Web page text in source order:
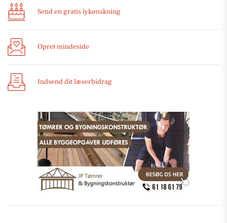
Send en gratis lykønskning
Opret mindeside
Indsend dit læserbidrag